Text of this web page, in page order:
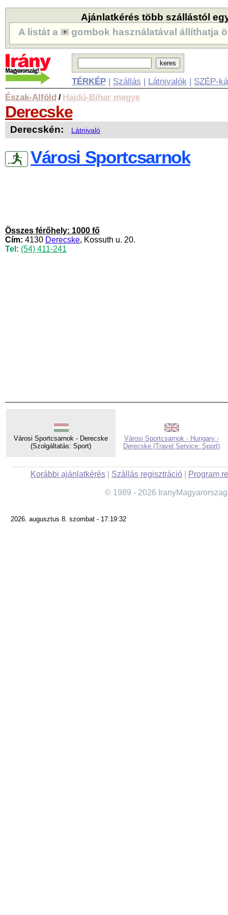
Ajánlatkérés több szállástól
A listát a
gombok használatával állíthatja
TÉRKÉP| Szállás | Látnivalók | SZÉP-
Észak-Alföld / Hajdú-Bihar megye
Derecske
Derecskén: Látnivaló
Városi Sportcsarnok
Összes férőhely: 1000 fő
Cím: 4130 Derecske, Kossuth u. 20.
Tel: (54) 411-241
Városi Sportcsarnok - Derecske
(Szolgáltatás: Sport)
Városi Sportcsarnok - Hungary -
Derecske (Travel Service: Sport)
Korábbi ajánlatkérés| Szállás regisztráció| Program
© 1989 - 2026
2026. augusztus 8. szombat - 17:19:32